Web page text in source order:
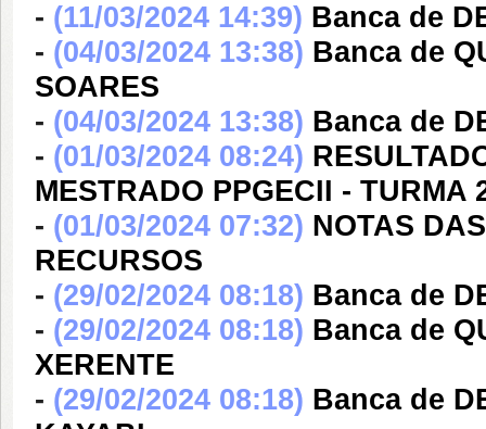
- (11/03/2024 14:39) Banca de
- (04/03/2024 13:38) Banca de
SOARES
- (04/03/2024 13:38) Banca de
- (01/03/2024 08:24)
MESTRADO PPGECII - TURMA
- (01/03/2024 07:32) NOTAS
RECURSOS
- (29/02/2024 08:18) Banca de
- (29/02/2024 08:18) Banca de
XERENTE
- (29/02/2024 08:18) Banca de